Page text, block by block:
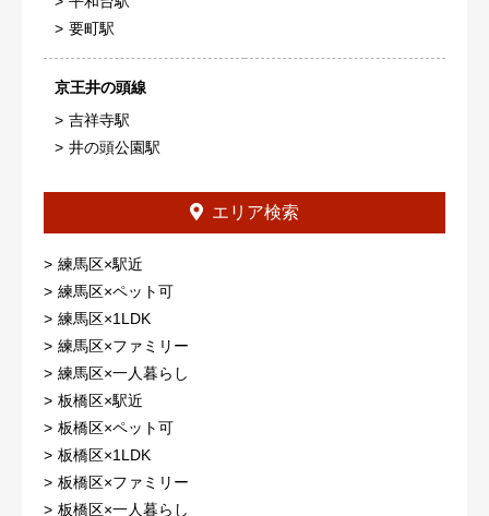
要町駅
京王井の頭線
吉祥寺駅
井の頭公園駅
エリア検索
練馬区×駅近
練馬区×ペット可
練馬区×1LDK
練馬区×ファミリー
練馬区×一人暮らし
板橋区×駅近
板橋区×ペット可
板橋区×1LDK
板橋区×ファミリー
板橋区×一人暮らし